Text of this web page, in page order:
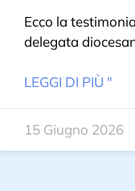
Ecco la
delegata
LEGGI DI PIÙ "
15 Giugno 2026